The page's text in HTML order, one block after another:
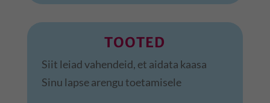
TOOTED
Siit leiad vahendeid, et aidata kaasa
Sinu lapse arengu toetamisele